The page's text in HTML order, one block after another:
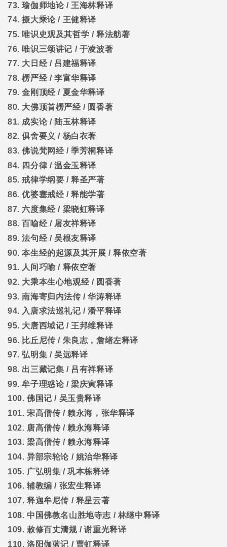
73.瑜伽师地论/ 王海林释译
74.摄大乘论/ 王健释译
75. 唯识史观及其哲学 /释法舫著
76. 唯识三颂讲记 / 于凌波著
77. 大日经/ 吕建福释译
78.楞严经/李富华释译
79.金刚顶经/ 夏金华释译
80. 大佛顶首楞严经/ 圆香著
81. 成实论/ 陆玉林释译
82.俱舍要义 / 杨白衣著
83.佛说梵网经/季芳桐释译
84. 四分律 /温金玉释译
85.戒律学纲要 /释圣严著
86.优婆塞戒经/释能学著
87. 六度集经/ 梁晓虹释译
88.百喻经/ 屠友祥释译
89.法句经/吴根友释译
90.本生经的起源及其开展 /释依空著
91. 人间巧喻 / 释依空著
92. 大乘本生心地观经/ 圆香著
93.南海寄归内法传 /华涛释译
94. 入唐求法巡礼记 /潘平释译
95. 大唐西域记 / 王邦维释译
96. 比丘尼传 / 朱良志，詹绪左释译
97.弘明集 /吴远释译
98. 出三藏记集 / 吕有祥释译
99.牟子理惑论/梁庆寅释译
100. 佛国记 / 吴玉贵释译
101. 宋高僧传 / 赖永海，张华释译
102. 唐高僧传 / 赖永海释译
103. 梁高僧传 / 赖永海释译
104. 异部宗轮论 / 姚治华释译
105. 广弘明集 /巩本栋释译
106. 辅教编 / 张宏生释译
107. 释迦牟尼传 / 释星云著
108. 中国佛教名山胜地寺志 / 林继中释译
109. 敕修百丈清规/谢重光释译
110. 洛阳伽蓝记 / 曹虹释译